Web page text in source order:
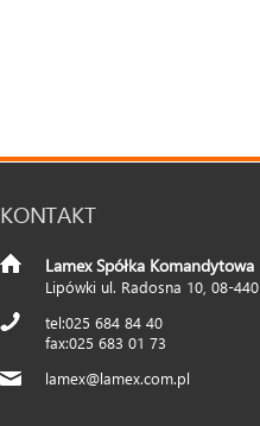
KONTAKT
Lamex Spółka Komandytowa
Lipówki ul. Radosna 10 08-440
025 684 84 40
025 683 01 73
lamex@lamex.com.pl